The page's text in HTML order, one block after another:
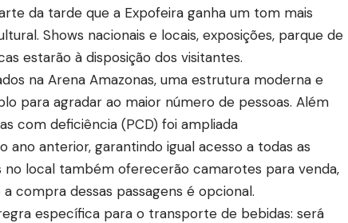
da tarde que a Expofeira ganha um tom mais
Shows nacionais e locais, exposições, parque de
estarão à disposição dos visitantes.
na Arena Amazonas, uma estrutura moderna e
para agradar ao maior número de pessoas. Além
com deficiência (PCD) foi ampliada
ano anterior, garantindo igual acesso a todas as
no local também oferecerão camarotes para venda,
compra dessas passagens é opcional.
específica para o transporte de bebidas: será